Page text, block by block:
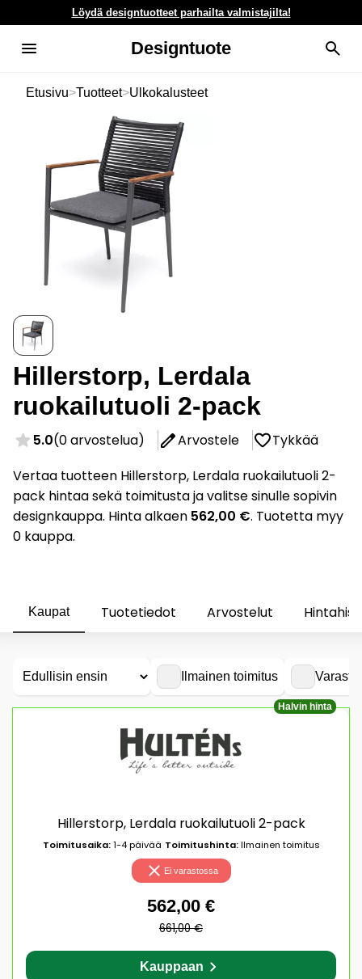
Löydä designtuotteet parhailta valmistajilta!
Designtuote
Etusivu>Tuotteet>Ulkokalusteet
Hillerstorp, Lerdala
ruokailutuoli 2-pack
5.0(0 arvostelua) Arvostele
Tykkää
Vertaa tuotteen Hillerstorp, Lerdala ruokailutuoli 2-
pack hintaa sekä toimitusta ja valitse sinulle sopivin
designkauppa. Hinta alkaen 562,00 €. Tuotetta myy
0 kauppa.
Kaupat Tuotetiedot Arvostelut
Ilmainen toimitus
Halvin hinta
Hillerstorp, Lerdala ruokailutuoli 2-pack
Toimitusaika:1-4 päivää Toimitushinta:Ilmainen toimitus
Ei varastossa
562,00 €
661,00 €
Kauppaan